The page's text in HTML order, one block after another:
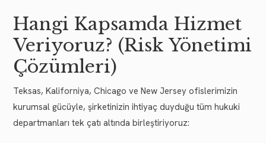
Hangi Kapsamda Hizmet
Veriyoruz? (Risk Yönetimi
Çözümleri)
Teksas, Kaliforniya, Chicago ve New Jersey ofislerimizin
kurumsal gücüyle, şirketinizin ihtiyaç duyduğu tüm hukuki
departmanları tek çatı altında birleştiriyoruz: